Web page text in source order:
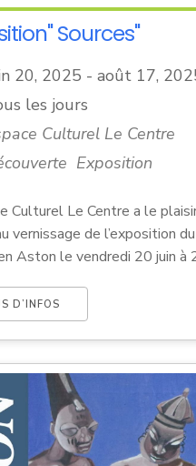
Sources"
20, 2025 - août 17,
les jours
Culturel Le Centre
Exposition
Culturel Le Centre a le
vernissage de l’exposition
Aston le vendredi 20 juin à
D’INFOS